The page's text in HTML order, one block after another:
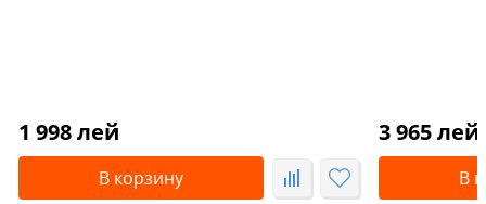
1 998 лей
В корзину
3 965 лей
В